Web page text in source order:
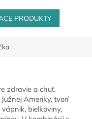
skladný a...
PRODUKTY
zdravie a chuť.
Ameriky, tvorí
bielkoviny,